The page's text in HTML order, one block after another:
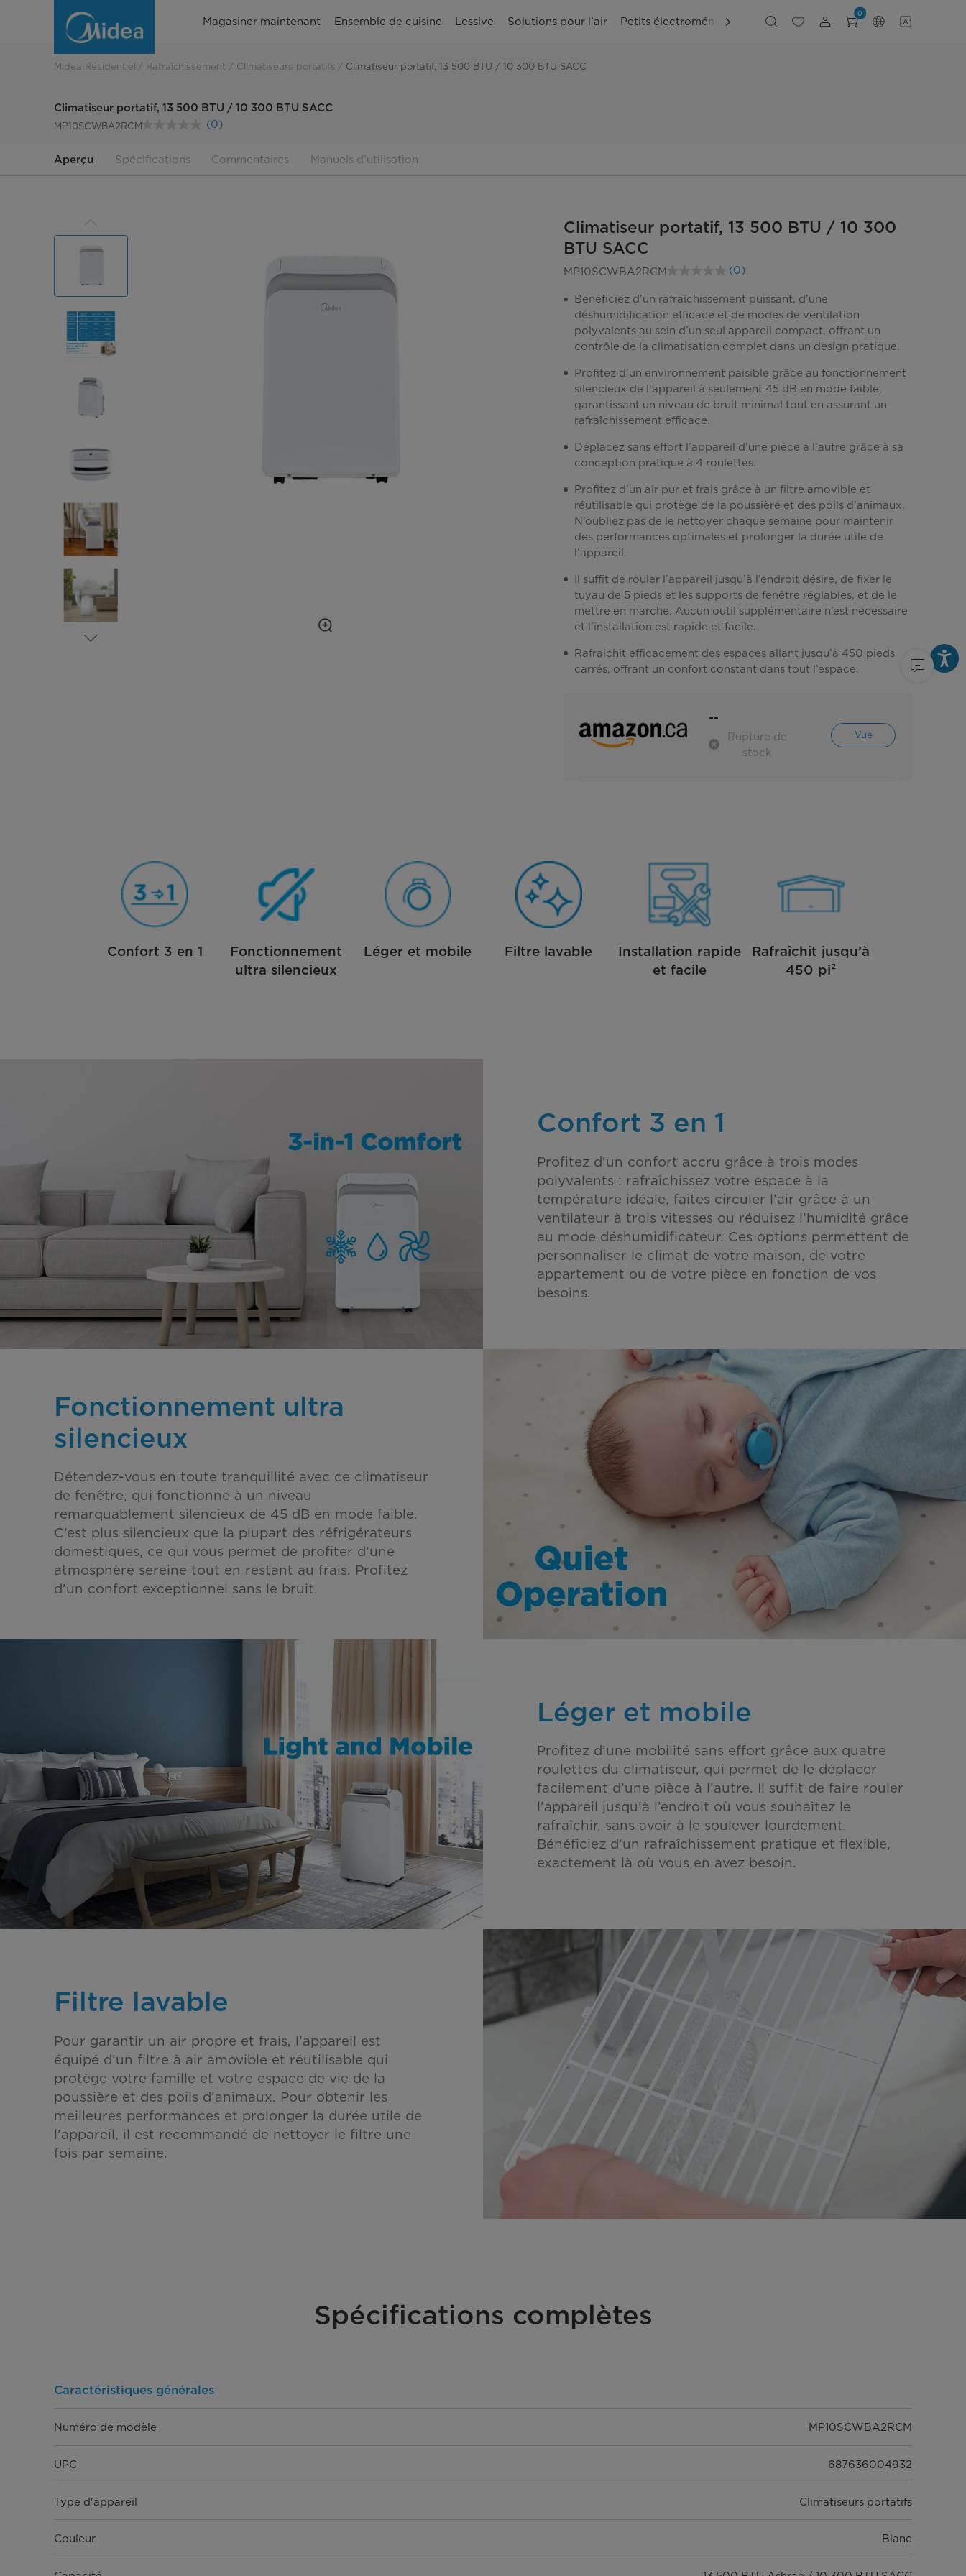
climatiseur
portatif
Magasiner maintenant Ensemble de cuisine Lessive Solutions pour l’air Petits électroménagers Explorer Soutien
0
Midea Résidentiel Rafraîchissement Climatiseurs portatifs Climatiseur portatif, 13 500 BTU / 10 300 BTU SACC
Climatiseur portatif, 13 500 BTU / 10 300 BTU SACC
MP10SCWBA2RCM
Aucune
pour
ce
(0)
Aperçu Spécifications Commentaires Manuels d’utilisation
Climatiseur portatif, 13 500 BTU / 10 300
BTU SACC
MP10SCWBA2RCM
Aucune
pour
ce
produit.
Lien
vers
même
page.
(0)
Bénéficiez d’un rafraîchissement puissant, d’une
déshumidification efficace et de modes de ventilation
polyvalents au sein d’un seul appareil compact, offrant un
contrôle de la climatisation complet dans un design pratique.
Profitez d’un environnement paisible grâce au fonctionnement
silencieux de l’appareil à seulement 45 dB en mode faible,
garantissant un niveau de bruit minimal tout en assurant un
rafraîchissement efficace.
Déplacez sans effort l’appareil d’une pièce à l’autre grâce à sa
conception pratique à 4 roulettes.
Profitez d’un air pur et frais grâce à un filtre amovible et
réutilisable qui protège de la poussière et des poils d’animaux.
N’oubliez pas de le nettoyer chaque semaine pour maintenir
des performances optimales et prolonger la durée utile de
l’appareil.
Il suffit de rouler l’appareil jusqu’à l’endroit désiré, de fixer le
tuyau de 5 pieds et les supports de fenêtre réglables, et de le
mettre en marche. Aucun outil supplémentaire n’est nécessaire
et l’installation est rapide et facile.
Rafraîchit efficacement des espaces allant jusqu’à 450 pieds
carrés, offrant un confort constant dans tout l’espace.
--
Rupture de
stock
Vue
Confort 3 en 1
Fonctionnement
ultra silencieux
Léger et mobile Filtre lavable
Installation rapide
et facile
Rafraîchit jusqu’à
450 pi²
Confort 3 en 1
Profitez d’un confort accru grâce à trois modes
polyvalents : rafraîchissez votre espace à la
température idéale, faites circuler l’air grâce à un
ventilateur à trois vitesses ou réduisez l’humidité grâce
au mode déshumidificateur. Ces options permettent de
personnaliser le climat de votre maison, de votre
appartement ou de votre pièce en fonction de vos
besoins.
Fonctionnement ultra
silencieux
Détendez-vous en toute tranquillité avec ce climatiseur
de fenêtre, qui fonctionne à un niveau
remarquablement silencieux de 45 dB en mode faible.
C’est plus silencieux que la plupart des réfrigérateurs
domestiques, ce qui vous permet de profiter d’une
atmosphère sereine tout en restant au frais. Profitez
d’un confort exceptionnel sans le bruit.
Léger et mobile
Profitez d’une mobilité sans effort grâce aux quatre
roulettes du climatiseur, qui permet de le déplacer
facilement d’une pièce à l’autre. Il suffit de faire rouler
l’appareil jusqu’à l’endroit où vous souhaitez le
rafraîchir, sans avoir à le soulever lourdement.
Bénéficiez d’un rafraîchissement pratique et flexible,
exactement là où vous en avez besoin.
Filtre lavable
Pour garantir un air propre et frais, l’appareil est
équipé d’un filtre à air amovible et réutilisable qui
protège votre famille et votre espace de vie de la
poussière et des poils d’animaux. Pour obtenir les
meilleures performances et prolonger la durée utile de
l’appareil, il est recommandé de nettoyer le filtre une
fois par semaine.
Spécifications complètes
Caractéristiques générales
Numéro de modèle MP10SCWBA2RCM
UPC 687636004932
Type d'appareil Climatiseurs portatifs
Couleur Blanc